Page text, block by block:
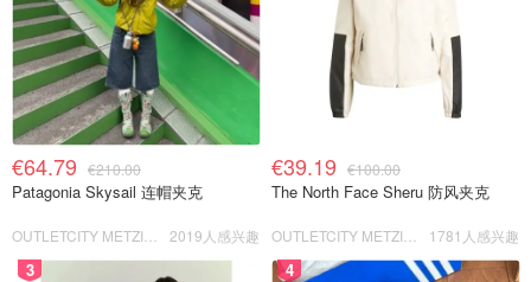
€64.79 €210.00
Patagonia Skysail 连帽夹克
2019人感兴趣
€39.19 €100.00
The North Face Sheru 防风夹克
1781人感兴趣
3 4